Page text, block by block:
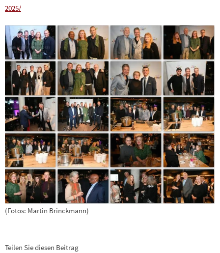
2025/
(Fotos: Martin Brinckmann)
Teilen Sie diesen Beitrag